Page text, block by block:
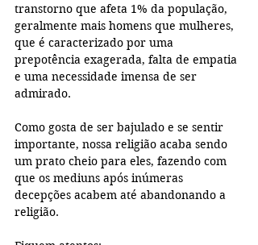
transtorno que afeta 1% da população,
geralmente mais homens que mulheres,
que é caracterizado por uma
prepotência exagerada, falta de empatia
e uma necessidade imensa de ser
admirado.
Como gosta de ser bajulado e se sentir
importante, nossa religião acaba sendo
um prato cheio para eles, fazendo com
que os mediuns após inúmeras
decepções acabem até abandonando a
religião.